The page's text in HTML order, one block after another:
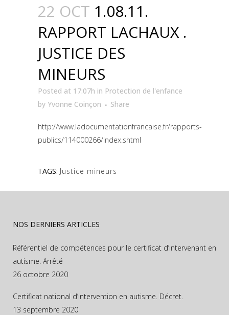
22 OCT 1.08.11.
RAPPORT LACHAUX .
JUSTICE DES
MINEURS
Posted at 17:07h in Protection de l'enfance
by Yvonne Coinçon Share
http://www.ladocumentationfrancaise.fr/rapports-
publics/114000266/index.shtml
TAGS: Justice mineurs
NOS DERNIERS ARTICLES
Référentiel de compétences pour le certificat d’intervenant en
autisme. Arrêté
26 octobre 2020
Certificat national d’intervention en autisme. Décret.
13 septembre 2020